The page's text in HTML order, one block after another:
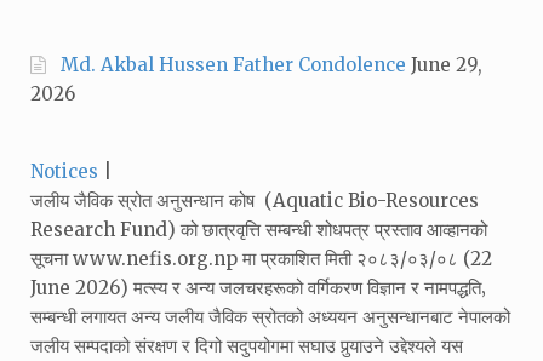
Md. Akbal Hussen Father Condolence June 29,
2026
Categories:
Notices
जलीय जैविक स्रोत अनुसन्धान कोष (Aquatic Bio-Resources
Research Fund) को छात्रवृत्ति सम्बन्धी शोधपत्र प्रस्ताव आव्हानको
सूचना www.nefis.org.np मा प्रकाशित मिती २०८३/०३/०८ (22
June 2026) मत्स्य र अन्य जलचरहरूको वर्गिकरण विज्ञान र नामपद्धति‚
सम्बन्धी लगायत अन्य जलीय जैविक स्रोतको अध्ययन अनुसन्धानबाट नेपालको
जलीय सम्पदाको संरक्षण र दिगो सदुपयोगमा सघाउ पुर्‍याउने उद्देश्यले यस